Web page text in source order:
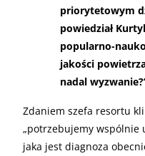
priorytetowym
powiedział
popularno-
jakości
nadal
Zdaniem szefa resortu
„potrzebujemy wspólnie
jaka jest diagnoza